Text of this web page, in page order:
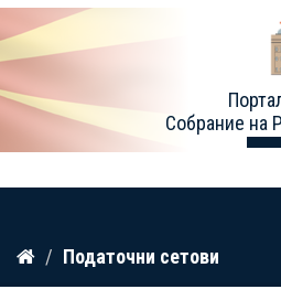
Прескокнете
содржина
Собрание на
Податочни сетови